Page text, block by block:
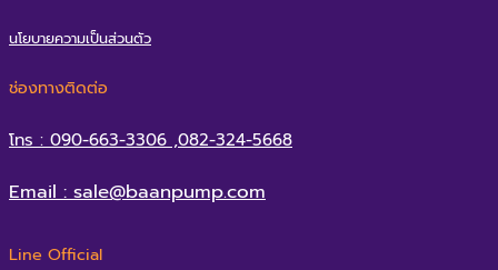
นโยบายความเป็นส่วนตัว
ช่องทางติดต่อ
โทร : 090-663-3306 ,082-324-5668
Email : sale@baanpump.com
Line Official